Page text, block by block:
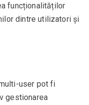
funcționalităților
dintre utilizatori și
user pot fi
gestionarea